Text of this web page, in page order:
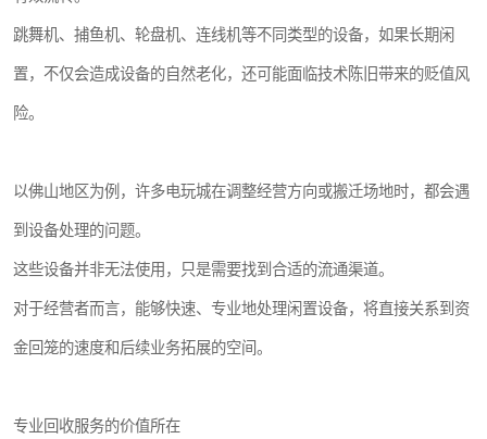
跳舞机、捕鱼机、轮盘机、连线机等不同类型的设备，如果长期闲
置，不仅会造成设备的自然老化，还可能面临技术陈旧带来的贬值风
险。
以佛山地区为例，许多电玩城在调整经营方向或搬迁场地时，都会遇
到设备处理的问题。
这些设备并非无法使用，只是需要找到合适的流通渠道。
对于经营者而言，能够快速、专业地处理闲置设备，将直接关系到资
金回笼的速度和后续业务拓展的空间。
专业回收服务的价值所在